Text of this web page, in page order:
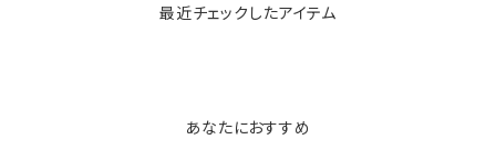
最近チェックしたアイテム
あなたにおすすめ